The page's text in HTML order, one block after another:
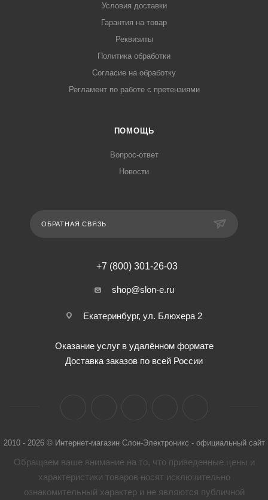
Условия доставки
Гарантия на товар
Реквизиты
Политика обработки
Согласие на обработку
Регламент по работе с претензиями
ПОМОЩЬ
Вопрос-ответ
Новости
ОБРАТНАЯ СВЯЗЬ
+7 (800) 301-26-03
shop@slon-e.ru
Екатеринбург, ул. Блюхера 2
Оказание услуг в удалённом формате
Доставка заказов по всей России
2010 - 2026 © Интернет-магазин Слон-Электроникс - официальный сайт
Обращаем ваше внимание на то, что приведенные цены и
характеристики товaров носят исключительно
ознакомительный характер и не являются публичной